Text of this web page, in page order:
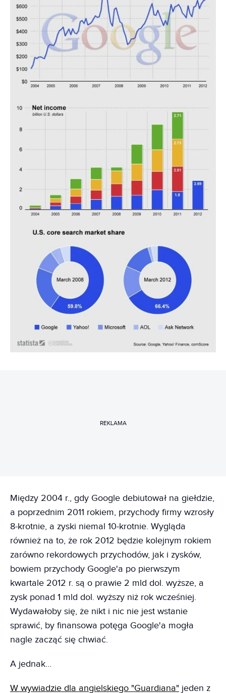
REKLAMA
Między 2004 r., gdy Google debiutował na giełdzie,
a poprzednim 2011 rokiem, przychody firmy wzrosły
8-krotnie, a zyski niemal 10-krotnie. Wygląda
również na to, że rok 2012 będzie kolejnym rokiem
zarówno rekordowych przychodów, jak i zysków,
bowiem przychody Google'a po pierwszym
kwartale 2012 r. są o prawie 2 mld dol. wyższe, a
zysk ponad 1 mld dol. wyższy niż rok wcześniej.
Wydawałoby się, że nikt i nic nie jest wstanie
sprawić, by finansowa potęga Google'a mogła
nagle zacząć się chwiać.
A jednak…
W wywiadzie dla angielskiego "Guardiana" jeden z